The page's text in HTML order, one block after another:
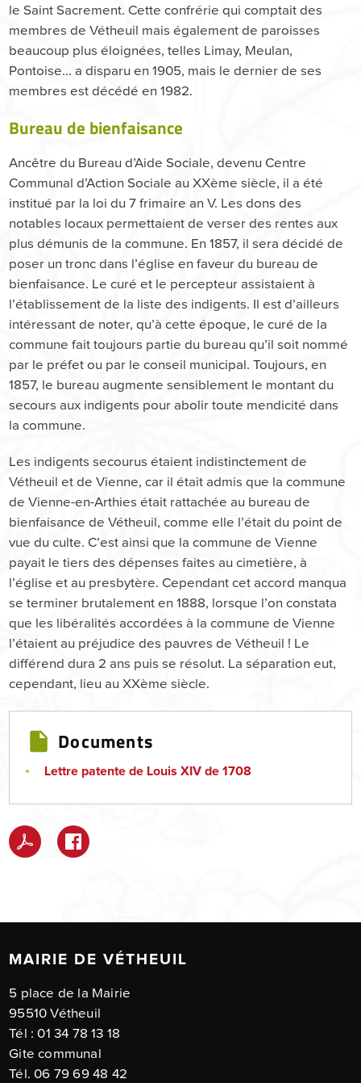
le Saint Sacrement. Cette confrérie qui comptait des
membres de Vétheuil mais également de paroisses
beaucoup plus éloignées, telles Limay, Meulan,
Pontoise... a disparu en 1905, mais le dernier de ses
membres est décédé en 1982.
Bureau de bienfaisance
Ancêtre du Bureau d’Aide Sociale, devenu Centre
Communal d’Action Sociale au XXème siècle, il a été
institué par la loi du 7 frimaire an V. Les dons des
notables locaux permettaient de verser des rentes aux
plus démunis de la commune. En 1857, il sera décidé de
poser un tronc dans l’église en faveur du bureau de
bienfaisance. Le curé et le percepteur assistaient à
l’établissement de la liste des indigents. Il est d’ailleurs
intéressant de noter, qu’à cette époque, le curé de la
commune fait toujours partie du bureau qu’il soit nommé
par le préfet ou par le conseil municipal. Toujours, en
1857, le bureau augmente sensiblement le montant du
secours aux indigents pour abolir toute mendicité dans
la commune.
Les indigents secourus étaient indistinctement de
Vétheuil et de Vienne, car il était admis que la commune
de Vienne-en-Arthies était rattachée au bureau de
bienfaisance de Vétheuil, comme elle l’était du point de
vue du culte. C’est ainsi que la commune de Vienne
payait le tiers des dépenses faites au cimetière, à
l’église et au presbytère. Cependant cet accord manqua
se terminer brutalement en 1888, lorsque l’on constata
que les libéralités accordées à la commune de Vienne
l’étaient au préjudice des pauvres de Vétheuil ! Le
différend dura 2 ans puis se résolut. La séparation eut,
cependant, lieu au XXème siècle.
Documents
Lettre patente de Louis XIV de 1708
MAIRIE DE VÉTHEUIL
5 place de la Mairie
95510 Vétheuil
Tél : 01 34 78 13 18
Gite communal
Tél. 06 79 69 48 42